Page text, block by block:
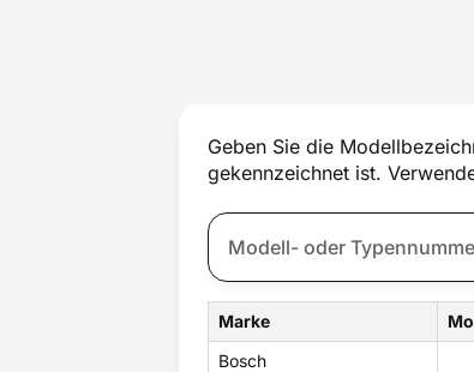
Geben Sie die
gekennzeichnet ist.
Marke
Bosch